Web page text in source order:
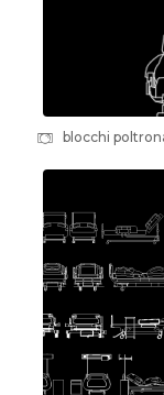
blocchi